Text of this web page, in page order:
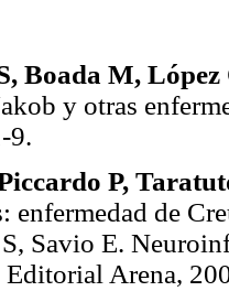
Boada M, López
y otras
9.
P,
enfermedad de
Savio E.
Arena,